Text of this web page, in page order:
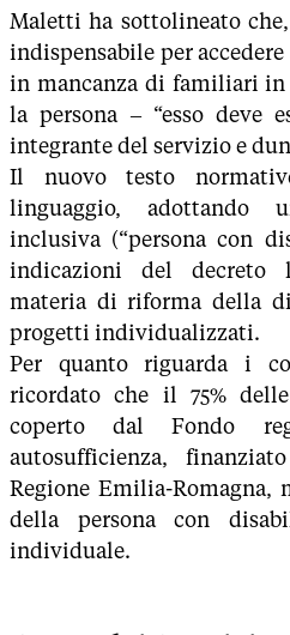
Maletti ha sottolineato
indispensabile per
in mancanza di familiari in
la persona – “esso deve
integrante del servizio e
Il nuovo testo
linguaggio, adottando
inclusiva (“persona con
indicazioni del decreto
materia di riforma della
progetti individualizzati.
Per quanto riguarda i
ricordato che il 75%
coperto dal Fondo
autosufficienza,
Regione Emilia-Romagna,
della persona con
individuale.